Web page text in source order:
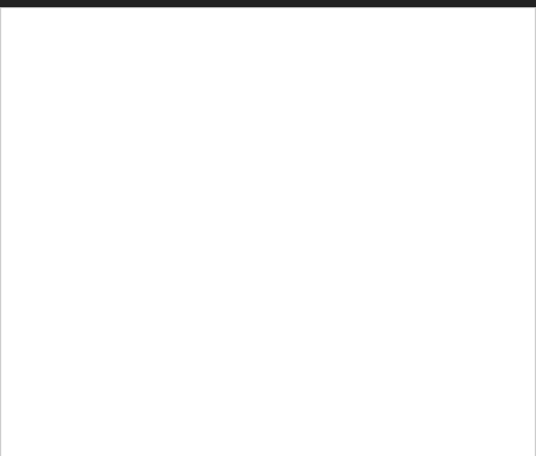
年）、名曲「Them Changes」を収録したEP『The